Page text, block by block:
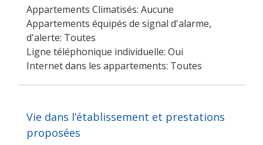
Appartements Climatisés: Aucune
Appartements équipés de signal d'alarme,
d'alerte: Toutes
Ligne téléphonique individuelle: Oui
Internet dans les appartements: Toutes
Vie dans l’établissement et prestations
proposées